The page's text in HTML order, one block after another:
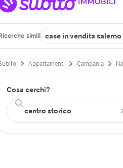
simili case in vendita
Appartamenti Campania
Cosa cerchi?